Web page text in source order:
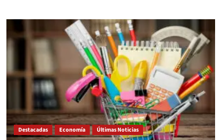
Destacadas Economía Últimas Noticias